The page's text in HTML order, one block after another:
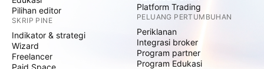
Pilihan editor
SKRIP PINE
Indikator & strategi
Wizard
Freelancer
Paid Space
Platform Trading
PELUANG PERTUMBUHAN
Periklanan
Integrasi broker
Program partner
Program Edukasi